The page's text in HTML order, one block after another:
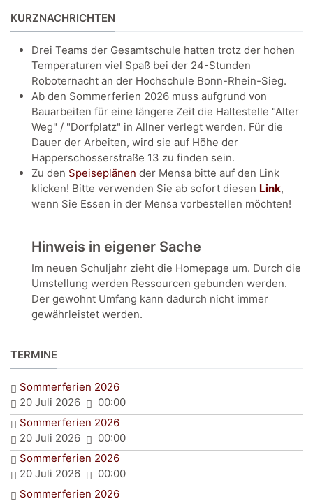
KURZNACHRICHTEN
Drei Teams der Gesamtschule hatten trotz der hohen
Temperaturen viel Spaß bei der 24-Stunden
Roboternacht an der Hochschule Bonn-Rhein-Sieg.
Ab den Sommerferien 2026 muss aufgrund von
Bauarbeiten für eine längere Zeit die Haltestelle "Alter
Weg" / "Dorfplatz" in Allner verlegt werden. Für die
Dauer der Arbeiten, wird sie auf Höhe der
Happerschosserstraße 13 zu finden sein.
Zu den Speiseplänen der Mensa bitte auf den Link
klicken! Bitte verwenden Sie ab sofort diesen Link,
wenn Sie Essen in der Mensa vorbestellen möchten!
Hinweis in eigener Sache
Im neuen Schuljahr zieht die Homepage um. Durch die
Umstellung werden Ressourcen gebunden werden.
Der gewohnt Umfang kann dadurch nicht immer
gewährleistet werden.
TERMINE
Sommerferien 2026
20 Juli 2026
00:00
Sommerferien 2026
20 Juli 2026
00:00
Sommerferien 2026
20 Juli 2026
00:00
Sommerferien 2026